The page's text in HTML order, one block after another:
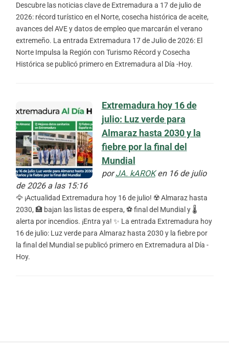
Descubre las noticias clave de Extremadura a 17 de julio de
2026: récord turístico en el Norte, cosecha histórica de aceite,
avances del AVE y datos de empleo que marcarán el verano
extremeño. La entrada Extremadura 17 de Julio de 2026: El
Norte Impulsa la Región con Turismo Récord y Cosecha
Histórica se publicó primero en Extremadura al Día -Hoy.
Extremadura hoy 16 de
julio: Luz verde para
Almaraz hasta 2030 y la
fiebre por la final del
Mundial
porJA. kAROKen 16 de julio
de 2026 a las 15:16
🦅 ¡Actualidad Extremadura hoy 16 de julio! ☢️ Almaraz hasta
2030, 🏥 bajan las listas de espera, ⚽ final del Mundial y 🌡️
alerta por incendios. ¡Entra ya! ✨ La entrada Extremadura hoy
16 de julio: Luz verde para Almaraz hasta 2030 y la fiebre por
la final del Mundial se publicó primero en Extremadura al Día -
Hoy.